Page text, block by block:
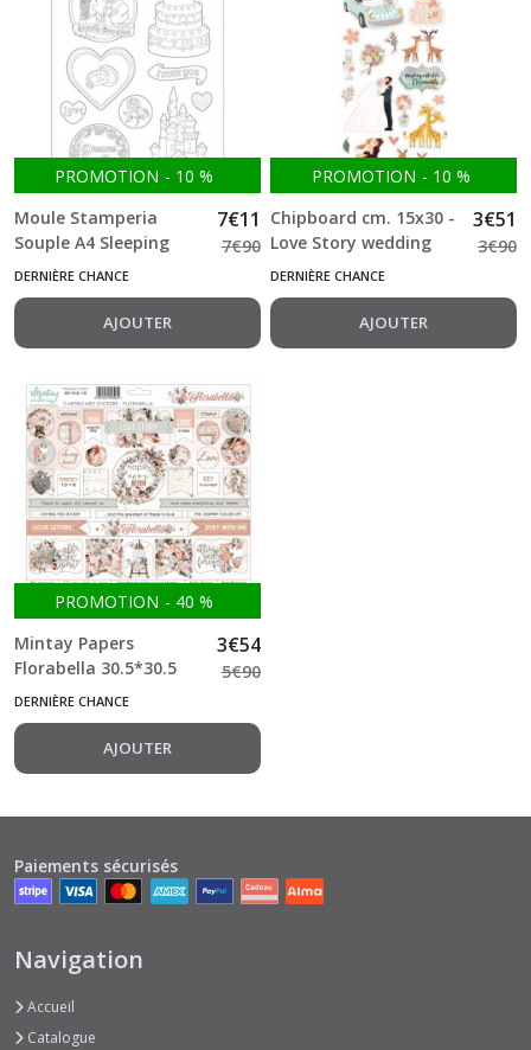
PROMOTION - 10 %
Moule Stamperia
Souple A4 Sleeping
Beauty castle and
cake
7€11
7€90
DERNIÈRE CHANCE
AJOUTER
PROMOTION - 10 %
Chipboard cm. 15x30 -
Love Story wedding
subjects Stamperia
3€51
3€90
DERNIÈRE CHANCE
AJOUTER
PROMOTION - 40 %
Mintay Papers
Florabella 30.5*30.5
cm - CARDBOARD
STICKERS
3€54
5€90
DERNIÈRE CHANCE
AJOUTER
Paiements sécurisés
Navigation
Accueil
Catalogue